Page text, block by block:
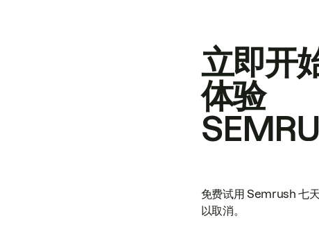
立即开
体验
免费试用 Semrush 七
以取消。